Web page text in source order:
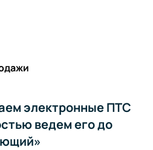
электронные ПТС
ведем его до